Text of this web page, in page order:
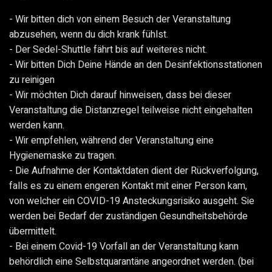
- Wir bitten dich von einem Besuch der Veranstaltung
abzusehen, wenn du dich krank fühlst.
- Der Sedel-Shuttle fährt bis auf weiteres nicht.
- Wir bitten Dich Deine Hände an den Desinfektionsstationen
zu reinigen
- Wir möchten Dich darauf hinweisen, dass bei dieser
Veranstaltung die Distanzregel teilweise nicht eingehalten
werden kann.
- Wir empfehlen, während der Veranstaltung eine
Hygienemaske zu tragen.
- Die Aufnahme der Kontaktdaten dient der Rückverfolgung,
falls es zu einem engeren Kontakt mit einer Person kam,
von welcher ein COVID-19 Ansteckungsrisiko ausgeht. Sie
werden bei Bedarf der zuständigen Gesundheitsbehörde
übermittelt.
- Bei einem Covid-19 Vorfall an der Veranstaltung kann
behördlich eine Selbstquarantäne angeordnet werden. (bei